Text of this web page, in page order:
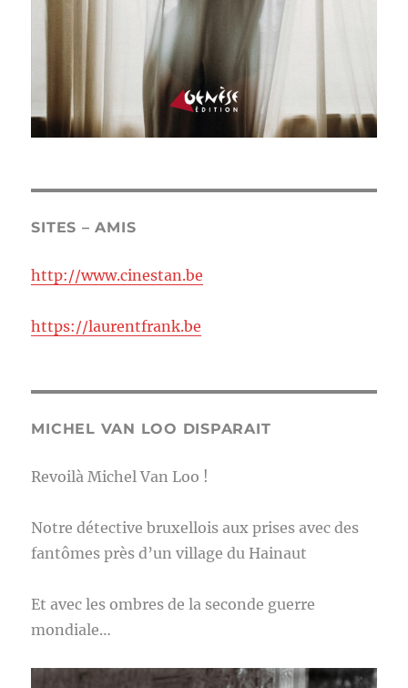
SITES – AMIS
http://www.cinestan.be
https://laurentfrank.be
MICHEL VAN LOO DISPARAIT
Revoilà Michel Van Loo !
Notre détective bruxellois aux prises avec des
fantômes près d’un village du Hainaut
Et avec les ombres de la seconde guerre
mondiale…